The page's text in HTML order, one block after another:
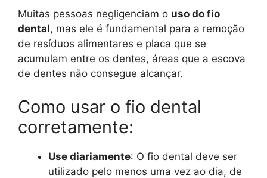
Muitas pessoas negligenciam o uso do fio
dental, mas ele é fundamental para a remoção
de resíduos alimentares e placa que se
acumulam entre os dentes, áreas que a escova
de dentes não consegue alcançar.
Como usar o fio dental
corretamente:
Use diariamente: O fio dental deve ser
utilizado pelo menos uma vez ao dia, de